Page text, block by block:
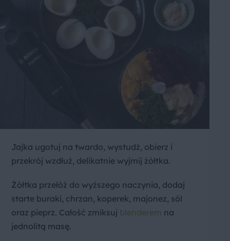
Jajka ugotuj na twardo, wystudź, obierz i
przekrój wzdłuż, delikatnie wyjmij żółtka.
Żółtka przełóż do wyższego naczynia, dodaj
starte buraki, chrzan, koperek, majonez, sól
oraz pieprz. Całość zmiksuj blenderem na
jednolitą masę.